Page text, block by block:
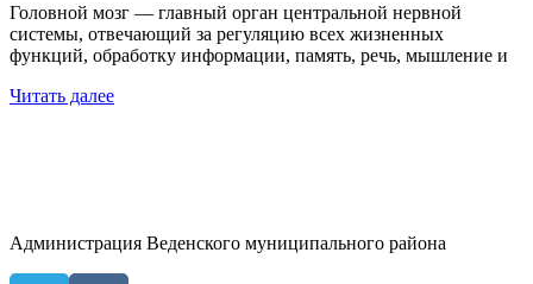
Головной мозг — главный орган центральной нервной
системы, отвечающий за регуляцию всех жизненных
функций, обработку информации, память, речь, мышление и
Читать далее
Администрация Веденского муниципального района